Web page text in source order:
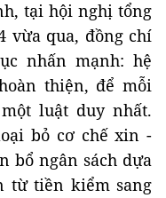
tại hội nghị tổng
vừa qua, đồng chí
nhấn mạnh: hệ
thiện, để mỗi
luật duy nhất.
bỏ cơ chế xin -
bổ ngân sách dựa
từ tiền kiểm sang